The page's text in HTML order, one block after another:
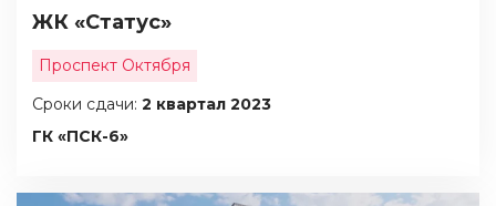
ЖК «Статус»
Проспект Октября
Сроки сдачи: 2 квартал 2023
ГК «ПСК-6»